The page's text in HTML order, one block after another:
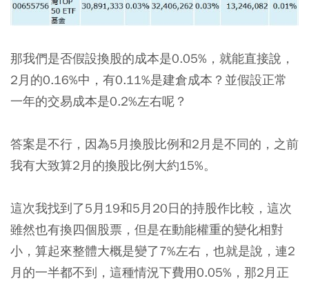
那我們是否假設換股的成本是0.05%，就能直接說，
2月的0.16%中，有0.11%是建倉成本？並假設正常
一年的交易成本是0.2%左右呢？
答案是不行，因為5月換股比例和2月是不同的，之前
我有大致算2月的換股比例大約15%。
這次我找到了5月19和5月20日的持股作比較，這次
雖然也有換四個股票，但是在動能權重的變化相對
小，算起來整體大概是變了7%左右，也就是說，連2
月的一半都不到，這種情況下費用0.05%，那2月正